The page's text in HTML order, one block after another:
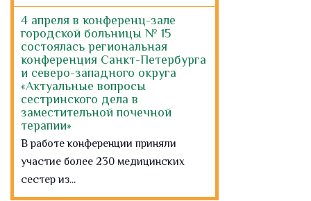
В работе конференции приняли
участие более 230 медицинских
сестер из...
Эмболизация сосудов
предстательной железы у
пациентов с
доброкачественной
гиперплазией (аденомой)
предстательной железы
В урологическом отделении № 12
используется новый метод
лечения больных с...